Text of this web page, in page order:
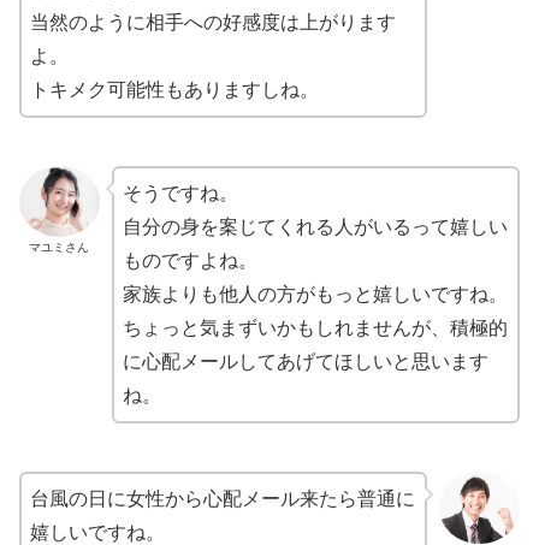
当然のように相手への好感度は上がります
よ。
トキメク可能性もありますしね。
マユミさん
そうですね。
自分の身を案じてくれる人がいるって嬉しい
ものですよね。
家族よりも他人の方がもっと嬉しいですね。
ちょっと気まずいかもしれませんが、積極的
に心配メールしてあげてほしいと思います
ね。
台風の日に女性から心配メール来たら普通に
嬉しいですね。